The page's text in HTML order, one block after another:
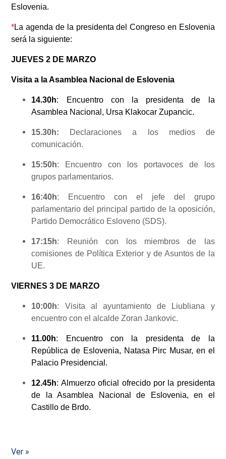
Eslovenia.
*La agenda de la presidenta del Congreso en Eslovenia
será la siguiente:
JUEVES 2 DE MARZO
Visita a la Asamblea Nacional de Eslovenia
14.30h: Encuentro con la presidenta de la
Asamblea Nacional, Ursa Klakocar Zupancic.
15.30h: Declaraciones a los medios de
comunicación.
15:50h: Encuentro con los portavoces de los
grupos parlamentarios.
16:40h: Encuentro con el jefe del grupo
parlamentario del principal partido de la oposición,
Partido Democrático Esloveno (SDS).
17:15h: Reunión con los miembros de las
comisiones de Política Exterior y de Asuntos de la
UE.
VIERNES 3 DE MARZO
10:00h: Visita al ayuntamiento de Liubliana y
encuentro con el alcalde Zoran Jankovic.
11.00h: Encuentro con la presidenta de la
República de Eslovenia, Natasa Pirc Musar, en el
Palacio Presidencial.
12.45h: Almuerzo oficial ofrecido por la presidenta
de la Asamblea Nacional de Eslovenia, en el
Castillo de Brdo.
Ver »